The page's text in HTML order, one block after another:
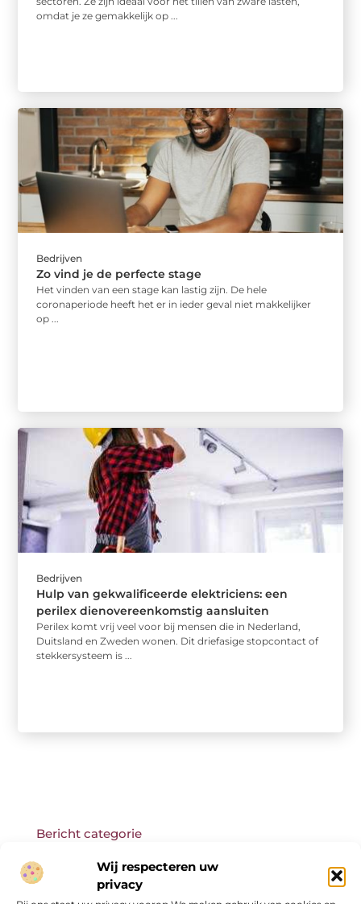
Wij respecteren uw
privacy
omdat je ze gemakkelijk op ...
Bedrijven
Zo vind je de perfecte stage
Het vinden van een stage kan lastig zijn. De hele
coronaperiode heeft het er in ieder geval niet makkelijker
op ...
Bedrijven
Hulp van gekwalificeerde elektriciens: een
perilex dienovereenkomstig aansluiten
Perilex komt vrij veel voor bij mensen die in Nederland,
Duitsland en Zweden wonen. Dit driefasige stopcontact of
stekkersysteem is ...
Bericht categorie